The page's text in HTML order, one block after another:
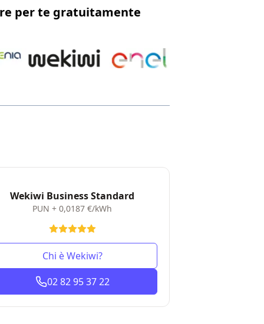
per te gratuitamente
Wekiwi Business Standard
PUN + 0,0187 €/kWh
Chi è Wekiwi?
02 82 95 37 22